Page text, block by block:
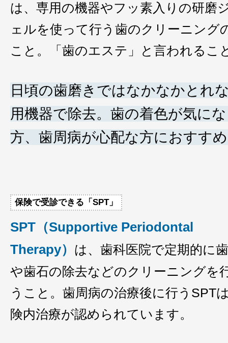
は、専用の機器やフッ素入りの研磨
ェルを使って行う歯のクリーニング
こと。「歯のエステ」と言われるこ
日頃の歯磨きではなかなかとれ
用機器で除去。歯の着色が気に
方、歯周病が心配な方におすす
保険で受診できる「SPT」
SPT（Supportive Periodontal
Therapy） は、歯科医院で定期的に
や歯石の除去などのクリーニングを
うこと。歯周病の治療後に行うSPT
険内治療が認められています。